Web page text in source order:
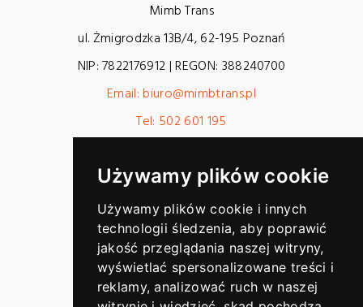
Używamy plików cookie
Używamy plików cookie i innych
technologii śledzenia, aby poprawić
jakość przeglądania naszej witryny,
wyświetlać spersonalizowane treści i
reklamy, analizować ruch w naszej
Mimb Trans
ul. Żmigrodzka 13B/4,62-195 Poznań
NIP:7822176912| REGON: 388240700
Email: biuro@mimbtrans.pl
Tel: 502 601 195
Pn - Pt: 7:00 - 19:00
Sb - Nd: Zamknięte